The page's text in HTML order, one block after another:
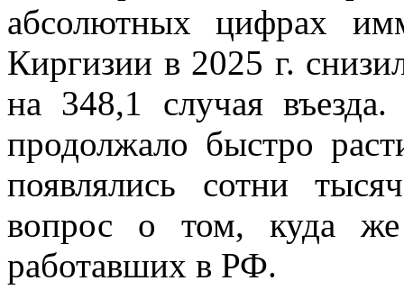
абсолютных цифрах
Киргизии в 2025 г.
на 348,1 случая въезда.
продолжало быстро
появлялись сотни
вопрос о том, куда же
работавших в РФ.